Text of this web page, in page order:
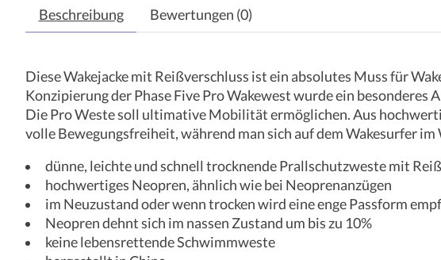
Beschreibung Bewertungen (0)
Diese Wakejacke mit Reißverschluss ist ein absolutes Muss für
Konzipierung der Phase Five Pro Wakewest wurde ein
Die Pro Weste soll ultimative Mobilität ermöglichen. Aus
volle Bewegungsfreiheit, während man sich auf dem Wakesurfer im
dünne, leichte und schnell trocknende Prallschutzweste mit
hochwertiges Neopren, ähnlich wie bei Neoprenanzügen
im Neuzustand oder wenn trocken wird eine enge Passform
Neopren dehnt sich im nassen Zustand um bis zu 10%
keine lebensrettende Schwimmweste